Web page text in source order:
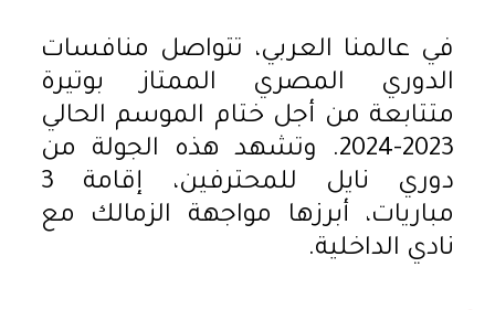
في عالمنا العربي، تتواصل منافسات
الدوري المصري الممتاز بوتيرة
متتابعة من أجل ختام الموسم الحالي
2023-2024. وتشهد هذه الجولة من
دوري نايل للمحترفين، إقامة 3
مباريات، أبرزها مواجهة الزمالك مع
نادي الداخلية.